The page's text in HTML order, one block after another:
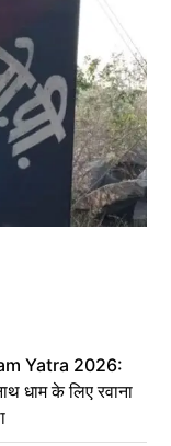
Yatra 2026:
धाम के लिए रवाना